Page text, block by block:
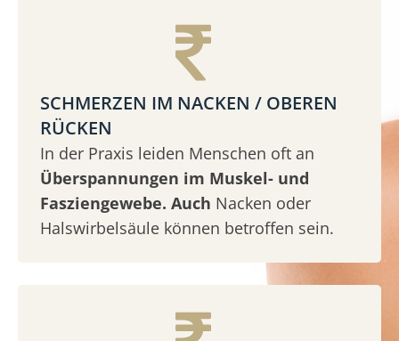
SCHMERZEN IM NACKEN / OBEREN
RÜCKEN
In der Praxis leiden Menschen oft an
Überspannungen im Muskel- und
Fasziengewebe. Auch Nacken oder
Halswirbelsäule können betroffen sein.